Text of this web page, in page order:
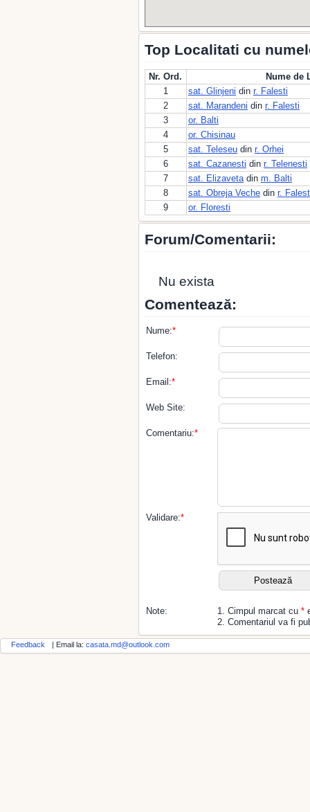
Top Localitati cu
Nr. Ord.
Nume de
1
sat. Glinjeni din r. Falesti
2
sat. Marandeni din r. Falesti
3
or. Balti
4
or. Chisinau
5
sat. Teleseu din r. Orhei
6
sat. Cazanesti din r. Telenesti
7
sat. Elizavetadin m. Balti
8
sat. Obreja Veche din r.
9
or. Floresti
Forum/Comentarii:
Nu exista
Comentează:
Nume:*
Telefon:
Email:*
Web Site:
Comentariu:*
Validare:*
Note: 1. Cimpul marcat cu *
2. Comentariul va fi
Feedback | Email la: casata.md@outlook.com